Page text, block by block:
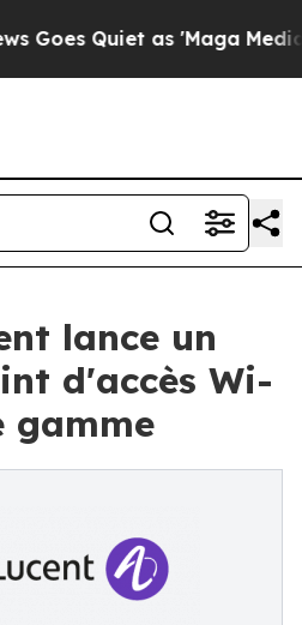
Quiet as 'Maga Media
lance un
d'accès Wi-
gamme